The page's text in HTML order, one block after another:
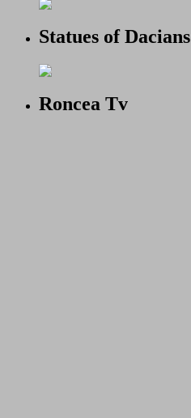
Statues of Dacians
Roncea Tv